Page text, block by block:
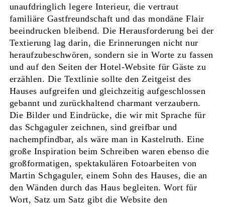
unaufdringlich legere Interieur, die vertraut
familiäre Gastfreundschaft und das mondäne Flair
beeindrucken bleibend. Die Herausforderung bei der
Textierung lag darin, die Erinnerungen nicht nur
heraufzubeschwören, sondern sie in Worte zu fassen
und auf den Seiten der Hotel-Website für Gäste zu
erzählen. Die Textlinie sollte den Zeitgeist des
Hauses aufgreifen und gleichzeitig aufgeschlossen
gebannt und zurückhaltend charmant verzaubern.
Die Bilder und Eindrücke, die wir mit Sprache für
das Schgaguler zeichnen, sind greifbar und
nachempfindbar, als wäre man in Kastelruth. Eine
große Inspiration beim Schreiben waren ebenso die
großformatigen, spektakulären Fotoarbeiten von
Martin Schgaguler, einem Sohn des Hauses, die an
den Wänden durch das Haus begleiten. Wort für
Wort, Satz um Satz gibt die Website den